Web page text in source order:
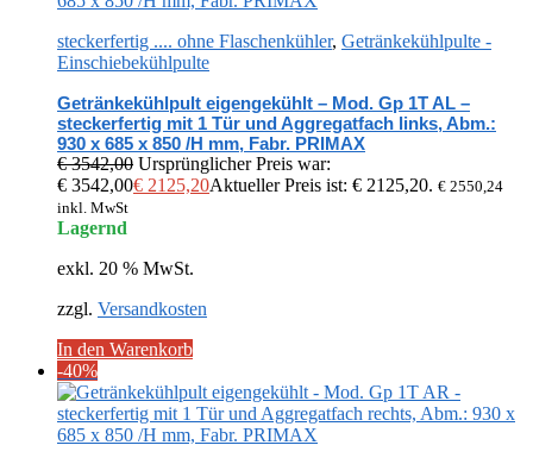
steckerfertig .... ohne Flaschenkühler, Getränkekühlpulte -
Einschiebekühlpulte
Getränkekühlpult eigengekühlt – Mod. Gp 1T AL –
steckerfertig mit 1 Tür und Aggregatfach links, Abm.:
930 x 685 x 850 /H mm, Fabr. PRIMAX
€3542,00 Ursprünglicher Preis war:
€ 3542,00€ 2125,20Aktueller Preis ist: € 2125,20. € 2550,24
inkl. MwSt
Lagernd
exkl. 20 % MwSt.
zzgl. Versandkosten
In den Warenkorb
-40%